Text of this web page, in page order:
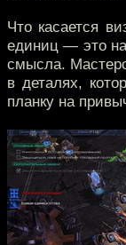
Что касается
единиц — это
смысла.
в деталях,
планку на